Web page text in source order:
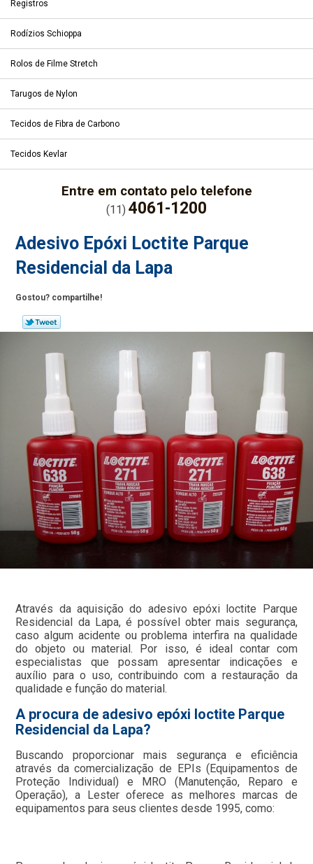
Registros
Rodízios Schioppa
Rolos de Filme Stretch
Tarugos de Nylon
Tecidos de Fibra de Carbono
Tecidos Kevlar
Entre em contato pelo telefone
(11) 4061-1200
Adesivo Epóxi Loctite Parque
Residencial da Lapa
Gostou? compartilhe!
Através da aquisição do adesivo epóxi loctite Parque
Residencial da Lapa, é possível obter mais segurança,
caso algum acidente ou problema interfira na qualidade
do objeto ou material. Por isso, é ideal contar com
especialistas que possam apresentar indicações e
auxílio para o uso, contribuindo com a restauração da
qualidade e função do material.
A procura de adesivo epóxi loctite Parque
Residencial da Lapa?
Buscando proporcionar mais segurança e eficiência
através da comercialização de EPIs (Equipamentos de
Proteção Individual) e MRO (Manutenção, Reparo e
Operação), a Lester oferece as melhores marcas de
equipamentos para seus clientes desde 1995, como: